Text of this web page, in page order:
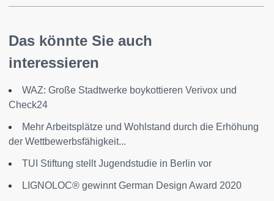
Das könnte Sie auch
interessieren
WAZ: Große Stadtwerke boykottieren Verivox und
Check24
Mehr Arbeitsplätze und Wohlstand durch die Erhöhung
der Wettbewerbsfähigkeit...
TUI Stiftung stellt Jugendstudie in Berlin vor
LIGNOLOC® gewinnt German Design Award 2020